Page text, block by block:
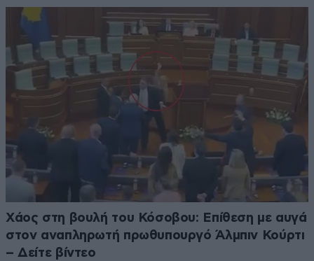
Χάος στη βουλή του Κόσοβου: Επίθεση με αυγά
στον αναπληρωτή πρωθυπουργό Άλμπιν Κούρτι
– Δείτε βίντεο